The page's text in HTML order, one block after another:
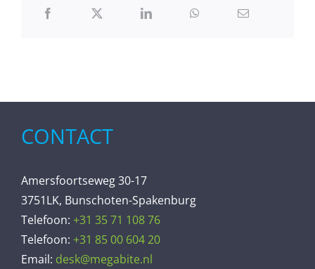
CONTACT
Amersfoortseweg 30-17
3751LK, Bunschoten-Spakenburg
Telefoon: +31 35 71 108 76
Telefoon: +31 85 00 604 20
Email: desk@megabite.nl